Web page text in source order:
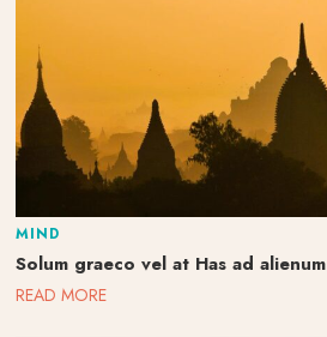
MIND
Solum graeco vel at Has ad alienum
READ MORE